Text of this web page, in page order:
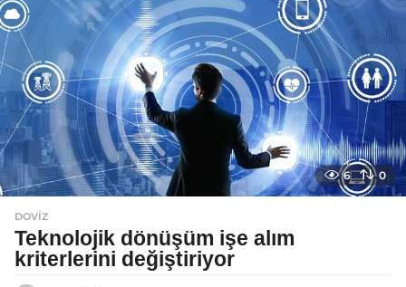
a
g
6 0
DOVIZ
Teknolojik dönüşüm işe alım
kriterlerini değiştiriyor